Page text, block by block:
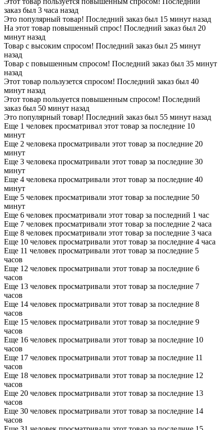
заказ был 3 часа назад
Это популярный товар! Последний заказ был 15 минут назад
На этот товар повышенный спрос! Последний заказ был 20
минут назад
Товар с высоким спросом! Последний заказ был 25 минут
назад
Товар с повышенным спросом! Последний заказ был 35 минут
назад
Этот товар пользузется спросом! Последний заказ был 40
минут назад
Этот товар пользуется повышенным спросом! Последний
заказ был 50 минут назад
Это популярный товар! Последний заказ был 55 минут назад
Еще 1 человек просматривал этот товар за последние 10
минут
Еще 2 человека просматривали этот товар за последние 20
минут
Еще 3 человека просматривали этот товар за последние 30
минут
Еще 4 человека просматривали этот товар за последние 40
минут
Еще 5 человек просматривали этот товар за последние 50
минут
Еще 6 человек просматривали этот товар за последний 1 час
Еще 7 человек просматривали этот товар за последние 2 часа
Еще 8 человек просматривали этот товар за последние 3 часа
Еще 10 человек просматривали этот товар за последние 4 часа
Еще 11 человек просматривали этот товар за последние 5
часов
Еще 12 человек просматривали этот товар за последние 6
часов
Еще 13 человек просматривали этот товар за последние 7
часов
Еще 14 человек просматривали этот товар за последние 8
часов
Еще 15 человек просматривали этот товар за последние 9
часов
Еще 16 человек просматривали этот товар за последние 10
часов
Еще 17 человек просматривали этот товар за последние 11
часов
Еще 18 человек просматривали этот товар за последние 12
часов
Еще 20 человек просматривали этот товар за последние 13
часов
Еще 30 человек просматривали этот товар за последние 14
часов